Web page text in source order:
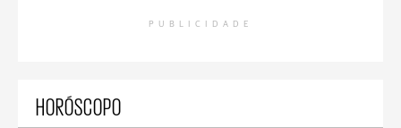
PUBLICIDADE
HORÓSCOPO